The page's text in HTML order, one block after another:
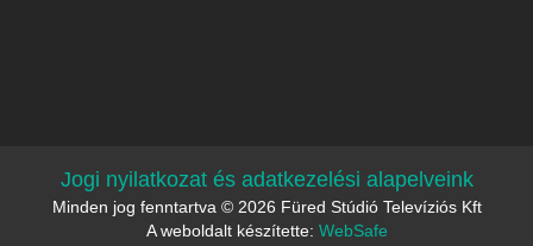
Jogi nyilatkozat és adatkezelési alapelveink
Minden jog fenntartva © 2026 Füred Stúdió Televíziós Kft
A weboldalt készítette: WebSafe